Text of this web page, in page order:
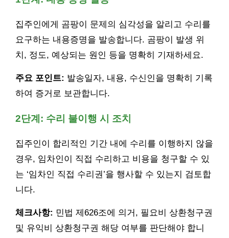
집주인에게 곰팡이 문제의 심각성을 알리고 수리를
요구하는 내용증명을 발송합니다. 곰팡이 발생 위
치, 정도, 예상되는 원인 등을 명확히 기재하세요.
주요 포인트: 발송일자, 내용, 수신인을 명확히 기록
하여 증거로 보관합니다.
2단계: 수리 불이행 시 조치
집주인이 합리적인 기간 내에 수리를 이행하지 않을
경우, 임차인이 직접 수리하고 비용을 청구할 수 있
는 ‘임차인 직접 수리권’을 행사할 수 있는지 검토합
니다.
체크사항: 민법 제626조에 의거, 필요비 상환청구권
및 유익비 상환청구권 해당 여부를 판단해야 합니